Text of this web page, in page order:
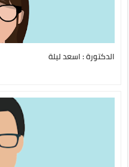
الدكتورة : اسعد ليلة